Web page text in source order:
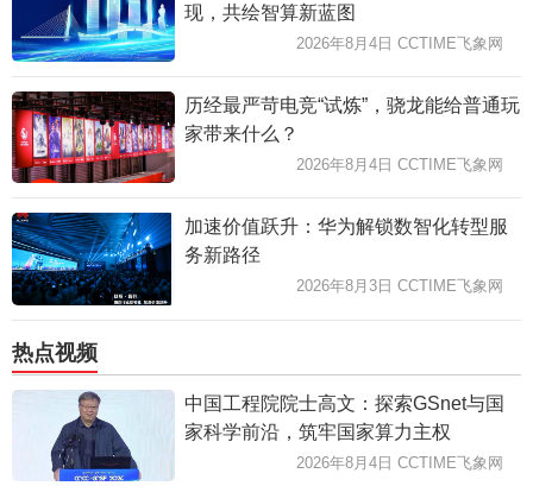
现，共绘智算新蓝图
2026年8月4日 CCTIME飞象网
历经最严苛电竞“试炼”，骁龙能给普通玩
家带来什么？
2026年8月4日 CCTIME飞象网
加速价值跃升：华为解锁数智化转型服
务新路径
2026年8月3日 CCTIME飞象网
热点视频
中国工程院院士高文：探索GSnet与国
家科学前沿，筑牢国家算力主权
2026年8月4日 CCTIME飞象网